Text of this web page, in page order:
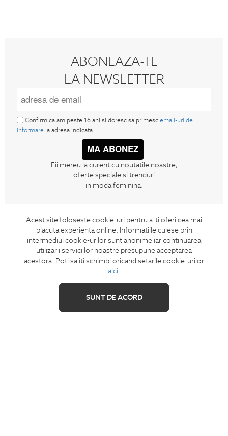
Acest site foloseste cookie-uri pentru a-ti oferi cea mai
placuta experienta online. Informatiile culese prin
intermediul cookie-urilor sunt anonime iar continuarea
utilizarii serviciilor noastre presupune acceptarea
acestora. Poti sa iti schimbi oricand setarile cookie-urilor
aici.
SUNT DE ACORD
ABONEAZA-TE
LA NEWSLETTER
Confirm ca am peste 16 ani si doresc sa primesc email-uri de
informare la adresa indicata.
MA ABONEZ
Fii mereu la curent cu noutatile noastre,
oferte speciale si trenduri
in moda feminina.
CONCIERGE
Termeni si conditii
Retur
Securitatea datelor